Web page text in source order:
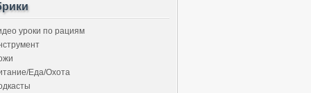
уроки по рациям
Еда/Охота